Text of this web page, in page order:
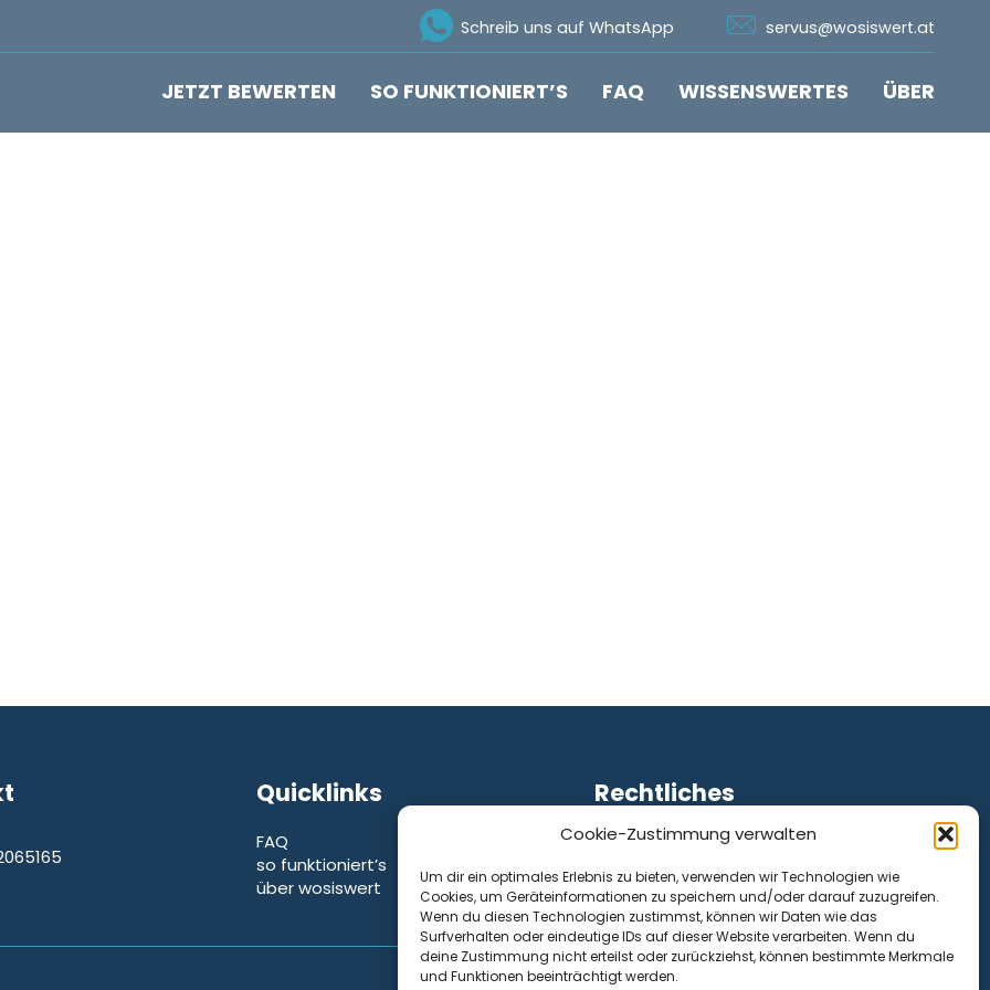
Cookie-Zustimmung verwalten
Um dir ein optimales Erlebnis zu bieten, verwenden wir Technologien wie
Cookies, um Geräteinformationen zu speichern und/oder darauf zuzugreifen.
Wenn du diesen Technologien zustimmst, können wir Daten wie das
Surfverhalten oder eindeutige IDs auf dieser Website verarbeiten. Wenn du
deine Zustimmung nicht erteilst oder zurückziehst, können bestimmte Merkmale
und Funktionen beeinträchtigt werden.
Schreib uns auf WhatsApp
servus@wosiswert.at
JETZT BEWERTEN SO FUNKTIONIERT’S FAQ WISSENSWERTES ÜBER
Quicklinks
FAQ
so funktioniert’s
über wosiswert
Rechtliches
Impressum
Cookie-Richtlinie (EU)